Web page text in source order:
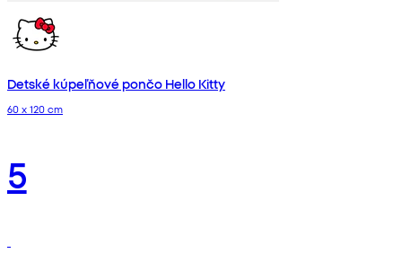
Detské kúpeľňové pončo Hello Kitty
60 x 120 cm
5